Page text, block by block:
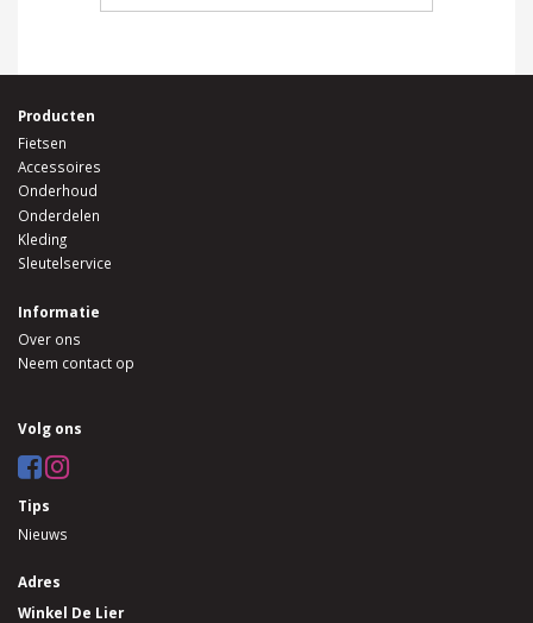
Producten
Fietsen
Accessoires
Onderhoud
Onderdelen
Kleding
Sleutelservice
Informatie
Over ons
Neem contact op
Volg ons
Tips
Nieuws
Adres
Winkel De Lier